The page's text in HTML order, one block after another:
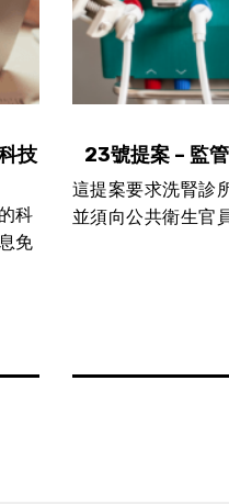
技
科
免
23號提案 – 監
這提案要求洗腎診
並須向公共衛生官